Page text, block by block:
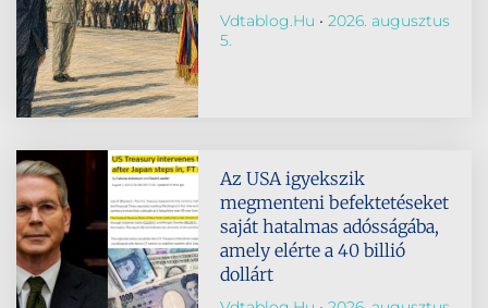
Vdtablog.hu
2026. augusztus
5.
Az USA igyekszik
megmenteni befektetéseket
saját hatalmas adósságába,
amely elérte a 40 billió
dollárt